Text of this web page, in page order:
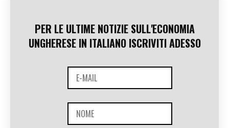
PER LE ULTIME NOTIZIE SULL'ECONOMIA
UNGHERESE IN ITALIANO ISCRIVITI ADESSO